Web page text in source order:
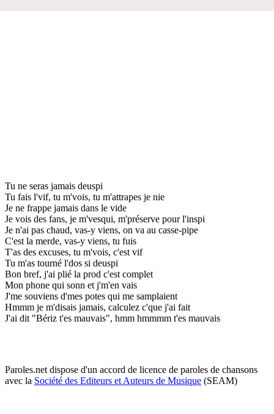
Tu ne seras jamais deuspi
Tu fais l'vif, tu m'vois, tu m'attrapes je nie
Je ne frappe jamais dans le vide
Je vois des fans, je m'vesqui, m'préserve pour l'inspi
Je n'ai pas chaud, vas-y viens, on va au casse-pipe
C'est la merde, vas-y viens, tu fuis
T'as des excuses, tu m'vois, c'est vif
Tu m'as tourné l'dos si deuspi
Bon bref, j'ai plié la prod c'est complet
Mon phone qui sonn et j'm'en vais
J'me souviens d'mes potes qui me samplaient
Hmmm je m'disais jamais, calculez c'que j'ai fait
J'ai dit "Bériz t'es mauvais", hmm hmmmm t'es mauvais
Paroles.net dispose d'un accord de licence de paroles de chansons
avec la Société des Editeurs et Auteurs de Musique (SEAM)